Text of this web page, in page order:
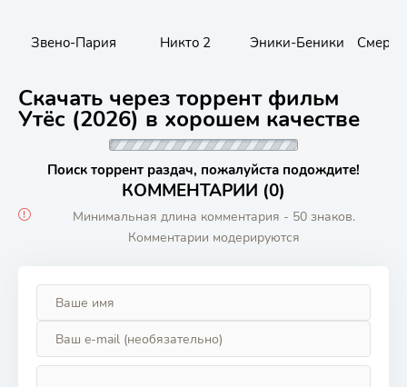
Звено-Пария Никто 2 Эники-Беники
Скачать через торрент фильм
Утёс (2026) в хорошем качестве
Поиск торрент раздач, пожалуйста подождите!
КОММЕНТАРИИ (0)
Минимальная длина комментария - 50 знаков.
Комментарии модерируются